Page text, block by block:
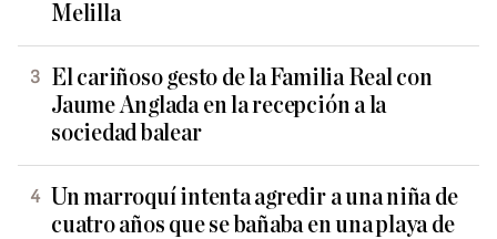
Melilla
El cariñoso gesto de la Familia Real con
Jaume Anglada en la recepción a la
sociedad balear
Un marroquí intenta agredir a una niña de
cuatro años que se bañaba en una playa de